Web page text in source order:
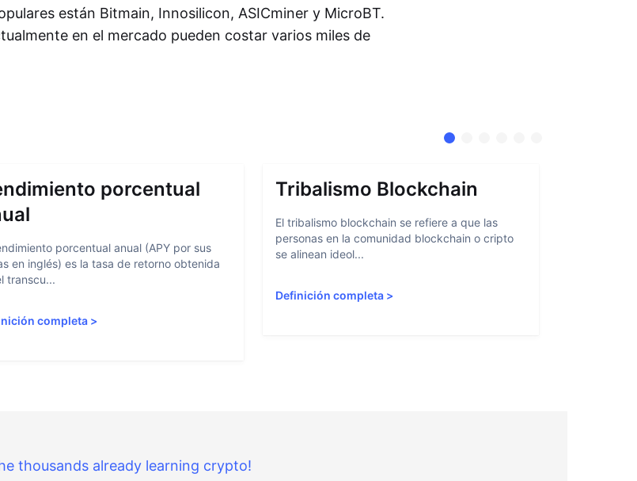
están Bitmain, Innosilicon, ASICminer y MicroBT.
en el mercado pueden costar varios miles de
porcentual
porcentual anual (APY por sus
en inglés) es la tasa de retorno obtenida
transcu...
completa >
Tribalismo Blockchain
El tribalismo blockchain se refiere a que las
personas en la comunidad blockchain o cripto
se alinean ideol...
Definición completa>
thousands already learning crypto!